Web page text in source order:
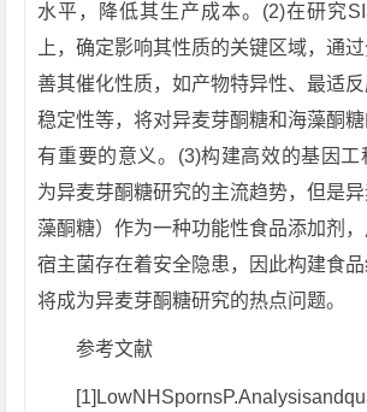
水平，降低其生产成本。(2)在研究
上，确定影响其性质的关键区域，通
善其催化性质，如产物特异性、最适
稳定性等，将对异麦芽酮糖和海藻酮
有重要的意义。(3)构建高效的基因工
为异麦芽酮糖研究的主流趋势，但是
藻酮糖）作为一种功能性食品添加剂
宿主菌存在着安全隐患，因此构建食
将成为异麦芽酮糖研究的热点问题。
参考文献